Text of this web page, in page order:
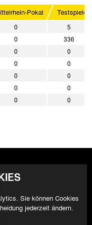
Pokal
Testspiele
0 5
0 336
0 0
0 0
0 0
0 0
0 0
Sie können Cookies
jederzeit ändern.